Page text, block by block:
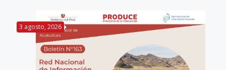
3 agosto, 2026